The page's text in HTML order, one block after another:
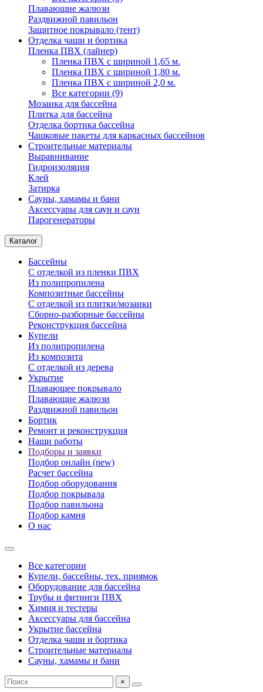
Плавающие жалюзи
Раздвижной павильон
Защитное покрывало (тент)
Отделка чаши и бортика
Пленка ПВХ (лайнер)
Пленка ПВХ с шириной 1,65 м.
Пленка ПВХ с шириной 1,80 м.
Пленка ПВХ с шириной 2,0 м.
Все категории (9)
Мозаика для бассейна
Плитка для бассейна
Отделка бортика бассейна
Чашковые пакеты для каркасных бассейнов
Строительные материалы
Выравнивание
Гидроизоляция
Клей
Затирка
Сауны, хамамы и бани
Аксессуары для саун и саун
Парогенераторы
Каталог
Бассейны
С отделкой из пленки ПВХ
Из полипропилена
Композитные бассейны
С отделкой из плитки/мозаики
Сборно-разборные бассейны
Реконструкция бассейна
Купели
Из полипропилена
Из композита
С отделкой из дерева
Укрытие
Плавающее покрывало
Плавающие жалюзи
Раздвижной павильон
Бортик
Ремонт и реконструкция
Наши работы
Подборы и заявки
Подбор онлайн (new)
Расчет бассейна
Подбор оборудования
Подбор покрывала
Подбор павильона
Подбор камня
О нас
Все категории
Купели, бассейны, тех. приямок
Оборудование для бассейна
Трубы и фитинги ПВХ
Химия и тестеры
Аксессуары для бассейна
Укрытие бассейна
Отделка чаши и бортика
Строительные материалы
Сауны, хамамы и бани
×